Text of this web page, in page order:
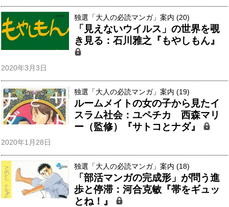
独選「大人の必読マンガ」案内 (20)
「見えないウイルス」の世界を覗
き見る：石川雅之『もやしもん』
2020年3月3日
独選「大人の必読マンガ」案内 (19)
ルームメイトの女の子から見たイ
スラム社会：ユペチカ 西森マリ
ー（監修）『サトコとナダ』
2020年1月28日
独選「大人の必読マンガ」案内 (18)
「部活マンガの完成形」が問う進
歩と停滞：河合克敏『帯をギュッ
とね！』